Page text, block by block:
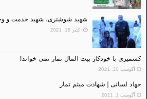
شهید شوشتری، شهید خدمت و
اکتبر 18, 2021
کشمیری با خودکار بیت المال نماز نمی خواند!
آگوست 30, 2021
جهاد لسانی | شهادت میثم تمار
آگوست 1, 2021